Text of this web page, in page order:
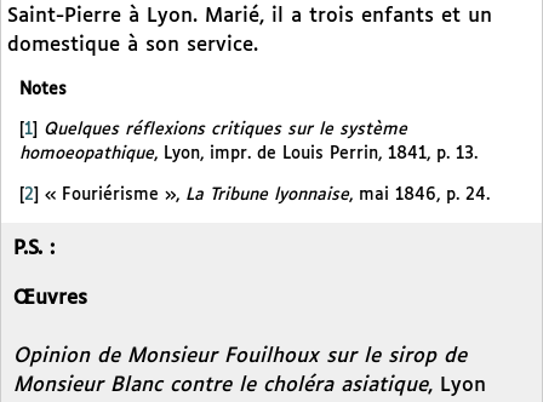
Saint-Pierre à Lyon. Marié, il a trois enfants et un
domestique à son service.
Notes
1
Quelques réflexions critiques sur le système
homoeopathique, Lyon, impr. de Louis Perrin, 1841, p. 13.
[2] « Fouriérisme », La Tribune lyonnaise, mai 1846, p. 24.
P.S. :
Œuvres
Opinion de Monsieur Fouilhoux sur le sirop de
Monsieur Blanc contre le choléra asiatique, Lyon